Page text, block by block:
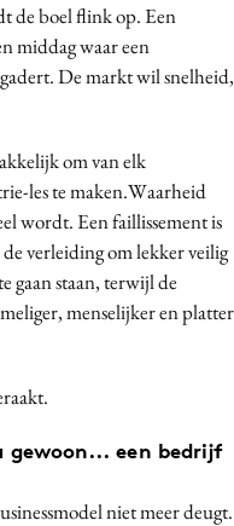
de boel flink op. Een
middag waar een
De markt wil snelheid,
om van elk
les te maken.Waarheid
wordt. Een faillissement is
verleiding om lekker veilig
gaan staan, terwijl de
menselijker en platter
gewoon... een bedrijf
niet meer deugt.